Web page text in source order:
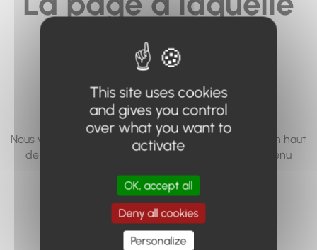
vous cherchez à
accéder n'existe
pas... ou plus.
Nous vous invitons à utiliser le moteur de recherche en haut
de page, ou à utiliser le menu pour trouver le contenu
Retour à l'accueil
This site uses cookies
and gives you control
over what you want to
activate
OK, accept all
Deny all cookies
Personalize